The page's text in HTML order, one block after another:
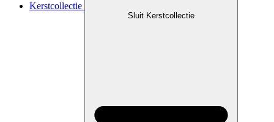
Kerstcollectie
Sluit Kerstcollectie